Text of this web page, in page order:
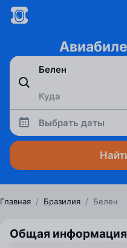
Выбрать даты
Главная / Бразилия / Белен
Общая информация